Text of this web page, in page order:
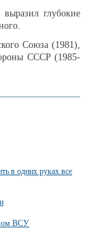
глубокие
Союза (1981),
СССР (1985-
в одних руках все
ВСУ